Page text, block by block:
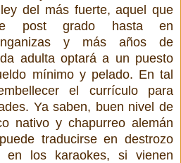
del más fuerte, aquel que
post grado hasta en
y más años de
adulta optará a un puesto
mínimo y pelado. En tal
el currículo para
Ya saben, buen nivel de
nativo y chapurreo alemán
traducirse en destrozo
en los karaokes, si vienen